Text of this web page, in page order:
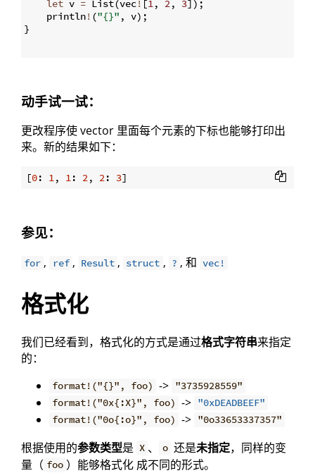
let v = List(vec! [1, 2, 3]) ;
    println
! ("{}" , v) ;
}
动手试一试：
更改程序使 vector 里面每个元素的下标也能够打印出
来。新的结果如下：
[0: 1, 1: 2, 2: 3
参见：
for , ref , Result , struct , ? , 和 vec!
格式化
我们已经看到，格式化的方式是通过格式字符串来指定
的：
format!("{}", foo) -> "3735928559"
format!("0x{:X}", foo) -> "0xDEADBEEF"
format!("0o{:o}", foo) -> "0o33653337357"
根据使用的参数类型是 X 、 o 还是未指定，同样的变
量（ foo ）能够格式化 成不同的形式。